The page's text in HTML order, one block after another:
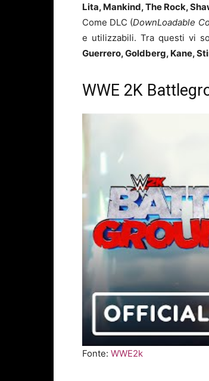
Lita, Mankind, The Rock,
Come DLC (DownLoadable
e utilizzabili. Tra questi vi
Guerrero, Goldberg, Kane,
WWE 2K
Fonte: WWE2k